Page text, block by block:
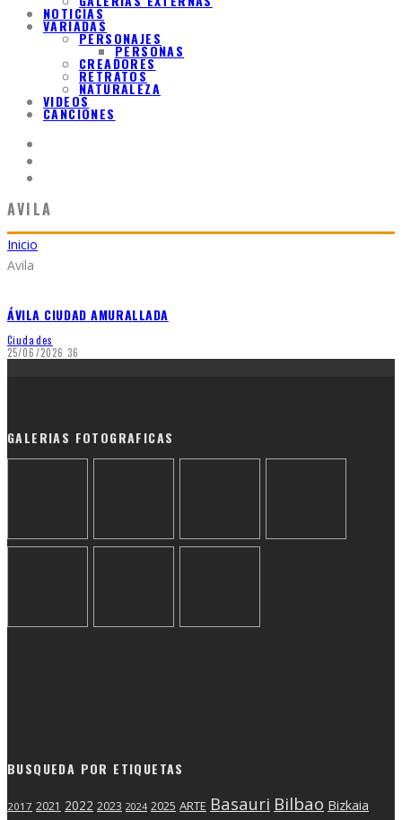
NOTICIAS
VARIADAS
PERSONAJES
PERSONAS
CREADORES
RETRATOS
NATURALEZA
VIDEOS
CANCIONES
AVILA
Inicio
Avila
ÁVILA CIUDAD AMURALLADA
Ciudades
25/06/2026 36
GALERIAS FOTOGRAFICAS
BUSQUEDA POR ETIQUETAS
2017 2021 2022 2023 2024 2025 ARTE Basauri Bilbao Bizkaia